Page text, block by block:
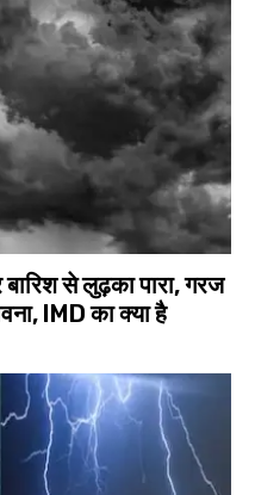
से लुढ़का पारा, गरज
IMD का क्या है